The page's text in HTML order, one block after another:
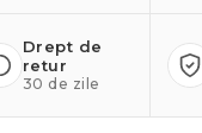
Drept de
retur
30 de zile